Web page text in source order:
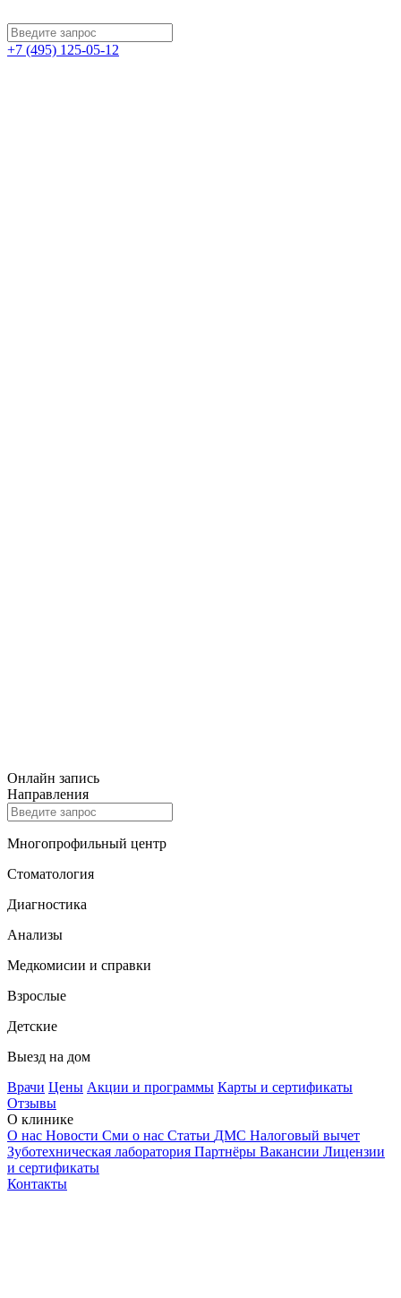
+7 (495) 125-05-12
Онлайн запись
Направления
Многопрофильный центр
Стоматология
Диагностика
Анализы
Медкомисии и справки
Взрослые
Детские
Выезд на дом
Врачи Цены Акции и программы Карты и сертификаты
Отзывы
О клинике
О нас Новости Сми о нас Статьи ДМС Налоговый вычет
Зуботехническая лаборатория Партнёры Вакансии Лицензии
и сертификаты
Контакты